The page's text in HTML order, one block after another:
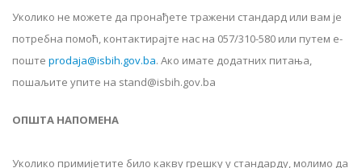
Уколико не можете да пронађете тражени стандард или вам је
потребна помоћ, контактирајте нас на 057/310-580 или путем е-
поште prodaja@isbih.gov.ba. Ако имате додатних питања,
пошаљите упите на stand@isbih.gov.ba
ОПШТА НАПОМЕНА
Уколико примијетите било какву грешку у стандарду, молимо да